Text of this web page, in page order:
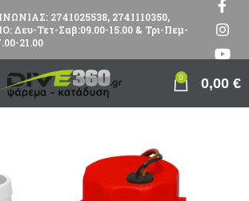
2741025538, 2741110350,
Δευ-Τετ-Σαβ:09.00-15.00 & Τρι-Πεμ-
21.00
0 0,00 €